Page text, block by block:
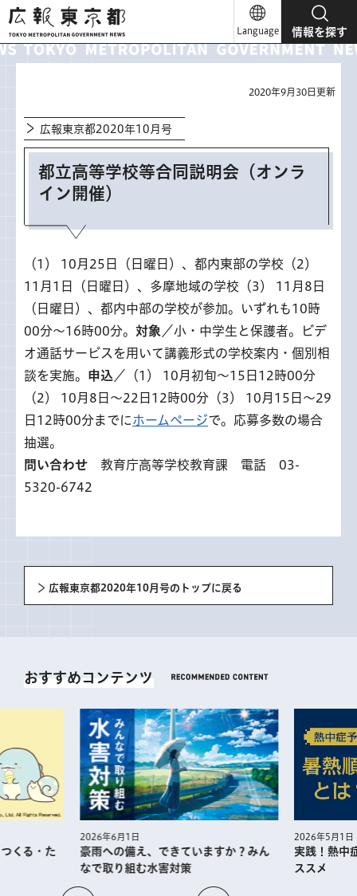
広報東京都
Language 情報を探す
2020年9月30日更新
広報東京都2020年10月号
都立高等学校等合同説明会（オンラ
イン開催）
（1） 10月25日（日曜日）、都内東部の学校（2）
11月1日（日曜日）、多摩地域の学校（3） 11月8日
（日曜日）、都内中部の学校が参加。いずれも10時
00分～16時00分。 対象 ／小・中学生と保護者。ビデ
オ通話サービスを用いて講義形式の学校案内・個別相
談を実施。
申込 ／（1） 10月初旬～15日12時00分
（2） 10月8日～22日12時00分（3） 10月15日～29
日12時00分までに ホームページで。応募多数の場合
抽選。
問い合わせ 教育庁高等学校教育課 電話 03-
5320-6742
広報東京都2020年10月号のトップに戻る
おすすめコンテンツ
くる・た
2026年6月1日
豪雨への備え、できていますか？みん
なで取り組む水害対策
2026年5月1日
実践！熱中
ススメ